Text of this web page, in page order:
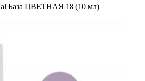
База ЦВЕТНАЯ 18 (10 мл)